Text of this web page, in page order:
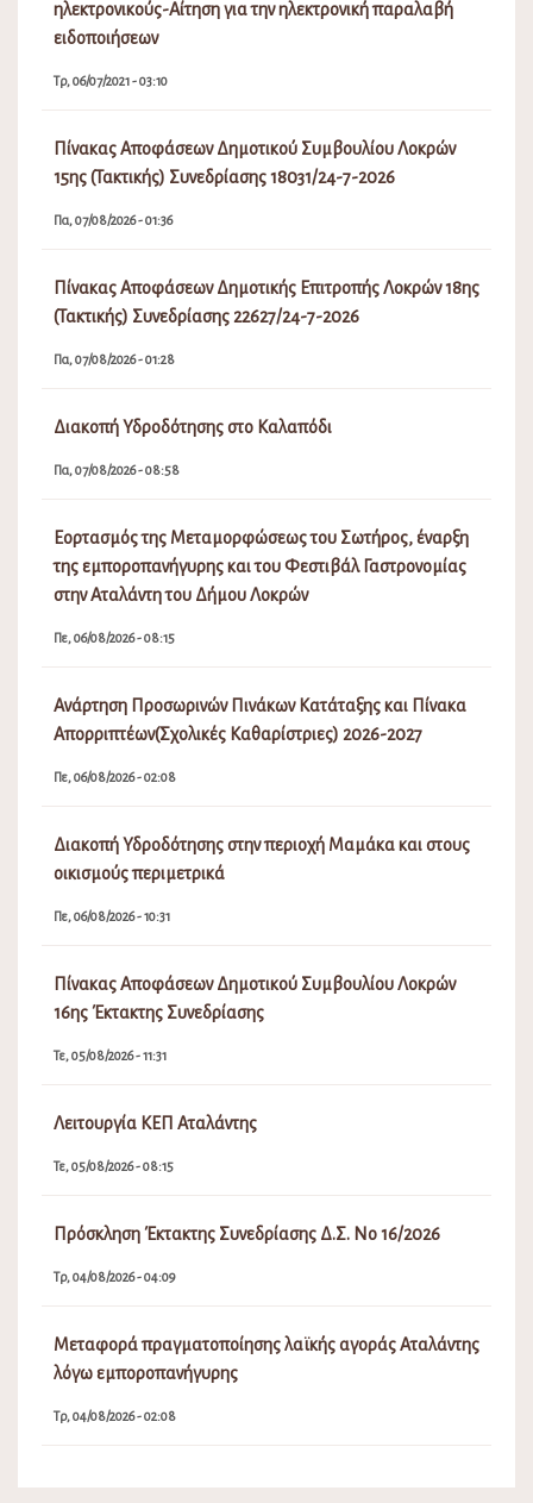
ηλεκτρονικούς-Αίτηση για την ηλεκτρονική παραλαβή
ειδοποιήσεων
Τρ, 06/07/2021 - 03:10
Πίνακας Αποφάσεων Δημοτικού Συμβουλίου Λοκρών
15ης (Τακτικής) Συνεδρίασης 18031/24-7-2026
Πα, 07/08/2026 - 01:36
Πίνακας Αποφάσεων Δημοτικής Επιτροπής Λοκρών 18ης
(Τακτικής) Συνεδρίασης 22627/24-7-2026
Πα, 07/08/2026 - 01:28
Διακοπή Υδροδότησης στο Καλαπόδι
Πα, 07/08/2026 - 08:58
Εορτασμός της Μεταμορφώσεως του Σωτήρος, έναρξη
της εμποροπανήγυρης και του Φεστιβάλ Γαστρονομίας
στην Αταλάντη του Δήμου Λοκρών
Πε, 06/08/2026 - 08:15
Ανάρτηση Προσωρινών Πινάκων Κατάταξης και Πίνακα
Απορριπτέων(Σχολικές Καθαρίστριες) 2026-2027
Πε, 06/08/2026 - 02:08
Διακοπή Υδροδότησης στην περιοχή Μαμάκα και στους
οικισμούς περιμετρικά
Πε, 06/08/2026 - 10:31
Πίνακας Αποφάσεων Δημοτικού Συμβουλίου Λοκρών
16ης Έκτακτης Συνεδρίασης
Τε, 05/08/2026 - 11:31
Λειτουργία ΚΕΠ Αταλάντης
Τε, 05/08/2026 - 08:15
Πρόσκληση Έκτακτης Συνεδρίασης Δ.Σ. Νο 16/2026
Τρ, 04/08/2026 - 04:09
Μεταφορά πραγματοποίησης λαϊκής αγοράς Αταλάντης
λόγω εμποροπανήγυρης
Τρ, 04/08/2026 - 02:08